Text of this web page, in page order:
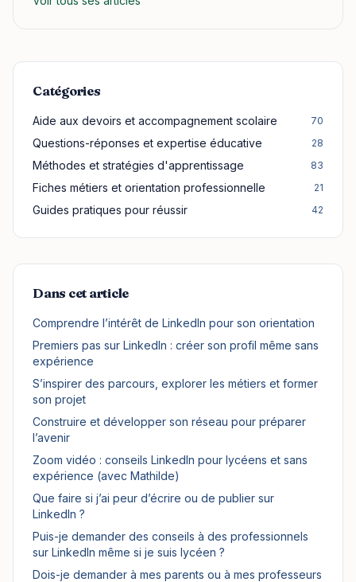
Catégories
Aide aux devoirs et accompagnement scolaire 70
Questions-réponses et expertise éducative 28
Méthodes et stratégies d'apprentissage 83
Fiches métiers et orientation professionnelle 21
Guides pratiques pour réussir 42
Dans cet article
Comprendre l’intérêt de LinkedIn pour son orientation
Premiers pas sur LinkedIn : créer son profil même sans
expérience
S’inspirer des parcours, explorer les métiers et former
son projet
Construire et développer son réseau pour préparer
l’avenir
Zoom vidéo : conseils LinkedIn pour lycéens et sans
expérience (avec Mathilde)
Que faire si j’ai peur d’écrire ou de publier sur
LinkedIn ?
Puis-je demander des conseils à des professionnels
sur LinkedIn même si je suis lycéen ?
Dois-je demander à mes parents ou à mes professeurs